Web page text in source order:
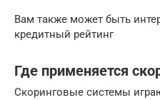
Вам также может быть
кредитный рейтинг
Где применяется
Скоринговые системы